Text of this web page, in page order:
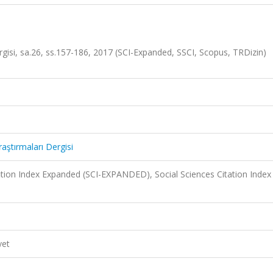
sa.26, ss.157-186, 2017 (SCI-Expanded, SSCI, Scopus, TRDizin)
Dergisi
Index Expanded (SCI-EXPANDED), Social Sciences Citation Index